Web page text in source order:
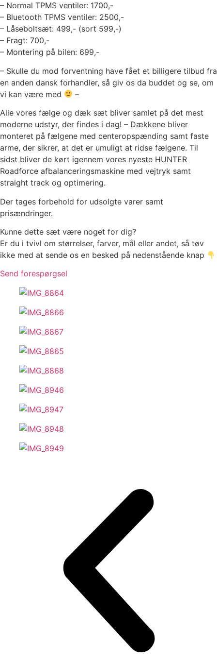
– Normal TPMS ventiler: 1700,-
– Bluetooth TPMS ventiler: 2500,-
– Låseboltsæt: 499,- (sort 599,-)
– Fragt: 700,-
– Montering på bilen: 699,-
– Skulle du mod forventning have fået et billigere tilbud fra
en anden dansk forhandler, så giv os da buddet og se, om
vi kan være med
–
Alle vores fælge og dæk sæt bliver samlet på det mest
moderne udstyr, der findes i dag! – Dækkene bliver
monteret på fælgene med centeropspænding samt faste
arme, der sikrer, at det er umuligt at ridse fælgene. Til
sidst bliver de kørt igennem vores nyeste HUNTER
Roadforce afbalanceringsmaskine med vejtryk samt
straight track og optimering.
Der tages forbehold for udsolgte varer samt
prisændringer.
Kunne dette sæt være noget for dig?
Er du i tvivl om størrelser, farver, mål eller andet, så tøv
ikke med at sende os en besked på nedenstående knap
Send forespørgsel